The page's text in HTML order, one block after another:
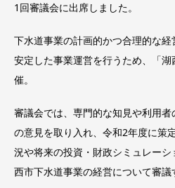
1回審議会に出席しました。
下水道事業の計画的かつ合理的な
安定した事業運営を行うため、「
催。
審議会では、専門的な知見や利用
の意見を取り入れ、令和2年度に策
況や将来の投資・財政シミュレー
西市下水道事業の経営について審議